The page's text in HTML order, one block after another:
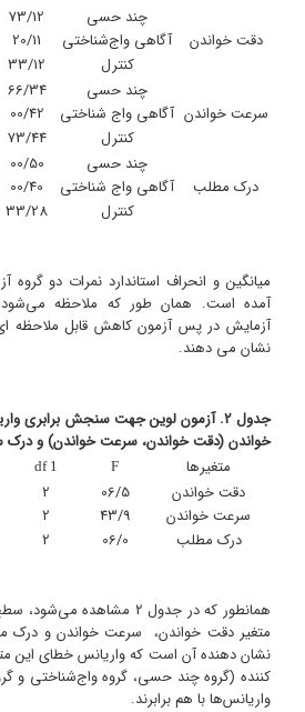
دقت خواندن
چند حسی
آگاهی واج‌شناختی
کنترل
73/12
20/11
33/12
سرعت خواندن
چند حسی
آگاهی واج شناختی
کنترل
66/34
00/42
73/44
درک مطلب
چند حسی
آگاهی واج شناختی
کنترل
00/50
00/40
33/28
آمده است. همان طور که ملاحظه می‌شود
آزمایش در پس آزمون کاهش قابل ملاحظه
نشان می دهند.
جدول 2. آزمون لوین جهت سنجش برابری
خواندن (دقت خواندن، سرعت خواندن) و
متغیرها
F
df 1
دقت خواندن
سرعت خواندن
درک مطلب
06/5
43/9
06/0
2
2
2
همانطور که در جدول 2 مشاهده می‌شود، سطح خطای آماره (
متغیر دقت خواندن، سرعت خواندن و درک
نشان دهنده آن است که واریانس خطای این
کننده (گروه چند حسی، گروه واج‌شناختی و
واریانس‌ها با هم برابرند.